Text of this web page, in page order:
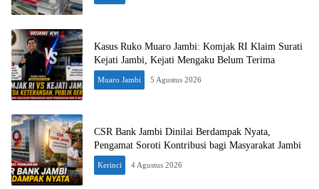
Kasus Ruko Muaro Jambi: Komjak RI Klaim Surati
Kejati Jambi, Kejati Mengaku Belum Terima
Muaro Jambi 5 Agustus 2026
CSR Bank Jambi Dinilai Berdampak Nyata,
Pengamat Soroti Kontribusi bagi Masyarakat Jambi
Kerinci 4 Agustus 2026